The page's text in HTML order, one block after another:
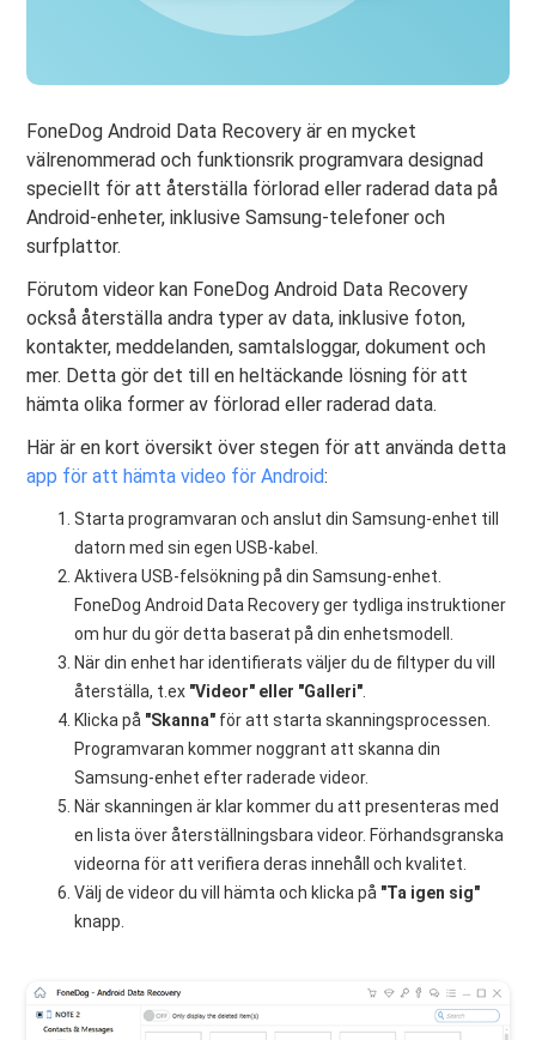
FoneDog Android Data Recovery är en mycket
välrenommerad och funktionsrik programvara designad
speciellt för att återställa förlorad eller raderad data på
Android-enheter, inklusive Samsung-telefoner och
surfplattor.
Förutom videor kan FoneDog Android Data Recovery
också återställa andra typer av data, inklusive foton,
kontakter, meddelanden, samtalsloggar, dokument och
mer. Detta gör det till en heltäckande lösning för att
hämta olika former av förlorad eller raderad data.
Här är en kort översikt över stegen för att använda detta
app för att hämta video för Android:
Starta programvaran och anslut din Samsung-enhet till
datorn med sin egen USB-kabel.
Aktivera USB-felsökning på din Samsung-enhet.
FoneDog Android Data Recovery ger tydliga instruktioner
om hur du gör detta baserat på din enhetsmodell.
När din enhet har identifierats väljer du de filtyper du vill
återställa, t.ex "Videor" eller "Galleri"
Klicka på "Skanna" för att starta skanningsprocessen.
Programvaran kommer noggrant att skanna din
Samsung-enhet efter raderade videor.
När skanningen är klar kommer du att presenteras med
en lista över återställningsbara videor. Förhandsgranska
videorna för att verifiera deras innehåll och kvalitet.
Välj de videor du vill hämta och klicka på "Ta igen sig"
knapp.